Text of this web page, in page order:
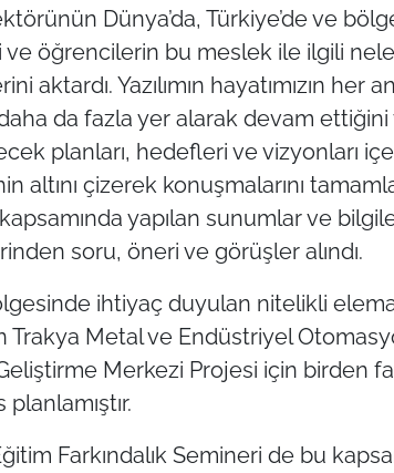
Dünya’da, Türkiye’de ve
öğrencilerin bu meslek ile ilgili
aktardı. Yazılımın hayatımızın her
da fazla yer alarak devam
planları, hedefleri ve vizyonları
altını çizerek konuşmalarını
yapılan sunumlar ve
soru, öneri ve görüşler alındı.
ihtiyaç duyulan nitelikli
Trakya Metal ve Endüstriyel
Merkezi Projesi için birden
Farkındalık Semineri de bu